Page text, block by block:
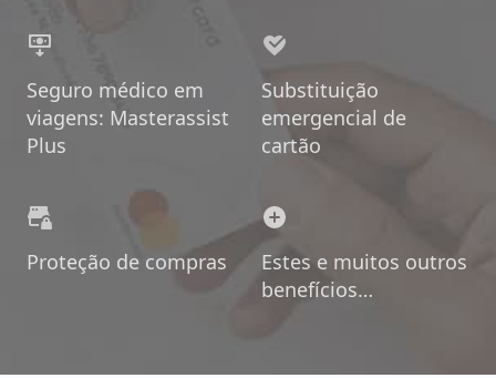
Seguro médico em
viagens: Masterassist
Plus
Substituição
emergencial de
cartão
Proteção de compras
Estes e muitos outros
benefícios…